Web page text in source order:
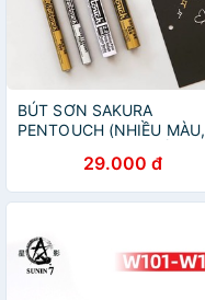
BÚT SƠN SAKURA
PENTOUCH (NHIỀU MÀU,
29.000 đ